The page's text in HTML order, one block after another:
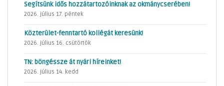
Segítsünk idős hozzátartozóinknak az okmánycserében!
2026. július 17. péntek
Közterület-fenntartó kollégát keresünk!
2026. július 16. csütörtök
TN: böngéssze át nyári híreinket!
2026. július 14. kedd